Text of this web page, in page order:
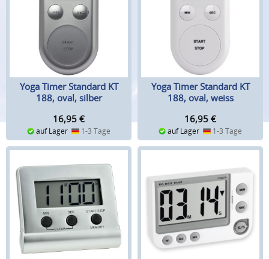
Yoga Timer Standard KT
188, oval, silber
16,95 €
auf Lager 1-3 Tage
Yoga Timer Standard KT
188, oval, weiss
16,95 €
auf Lager 1-3 Tage